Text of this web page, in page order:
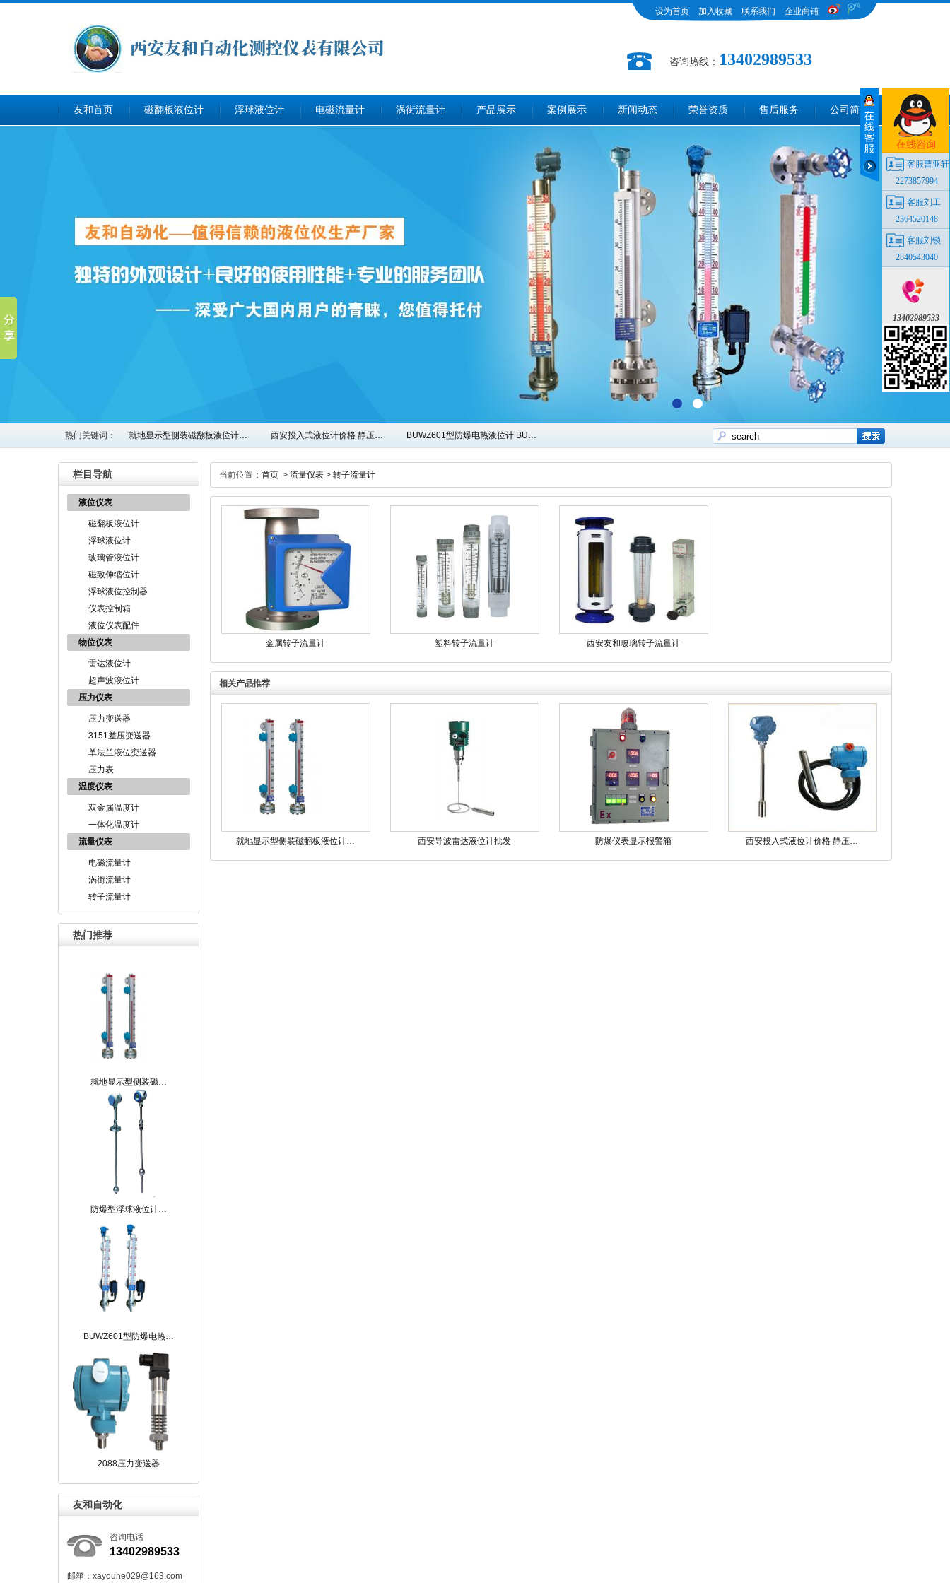
设为首页 加入收藏 联系我们 企业商铺
咨询热线： 13402989533
友和首页 磁翻板液位计 浮球液位计 电磁流量计 涡街流量计 产品展示 案例展示 新闻动态 荣誉资质 售后服务 公司简介
热门关键词： 就地显示型侧装磁翻板液位计… 西安投入式液位计价格 静压… BUWZ601型防爆电热液位计 BU…
客服曹亚轩
2273857994
客服刘工
2364520148
客服刘锁
2840543040
13402989533
栏目导航
液位仪表
磁翻板液位计
浮球液位计
玻璃管液位计
磁致伸缩位计
浮球液位控制器
仪表控制箱
液位仪表配件
物位仪表
雷达液位计
超声波液位计
压力仪表
压力变送器
3151差压变送器
单法兰液位变送器
压力表
温度仪表
双金属温度计
一体化温度计
流量仪表
电磁流量计
涡街流量计
转子流量计
热门推荐
就地显示型侧装磁…
防爆型浮球液位计…
BUWZ601型防爆电热…
2088压力变送器
友和自动化
咨询电话
13402989533
邮箱：xayouhe029@163.com
当前位置： 首页 > 流量仪表 > 转子流量计
金属转子流量计 塑料转子流量计 西安友和玻璃转子流量计
相关产品推荐
就地显示型侧装磁翻板液位计… 西安导波雷达液位计批发 防爆仪表显示报警箱 西安投入式液位计价格 静压…